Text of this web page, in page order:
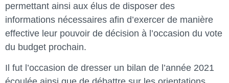
permettant ainsi aux élus de disposer des
informations nécessaires afin d’exercer de manière
effective leur pouvoir de décision à l’occasion du vote
du budget prochain.
Il fut l’occasion de dresser un bilan de l’année 2021